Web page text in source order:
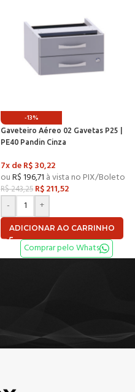
-13%
Gaveteiro Aéreo 02 Gavetas P25 |
PE40 Pandin Cinza
7x deR$30,22
ouR$196,71 à vista no PIX/Boleto
R$243,25 R$211,52
-
+
ADICIONAR AO CARRINHO
Comprar pelo Whats